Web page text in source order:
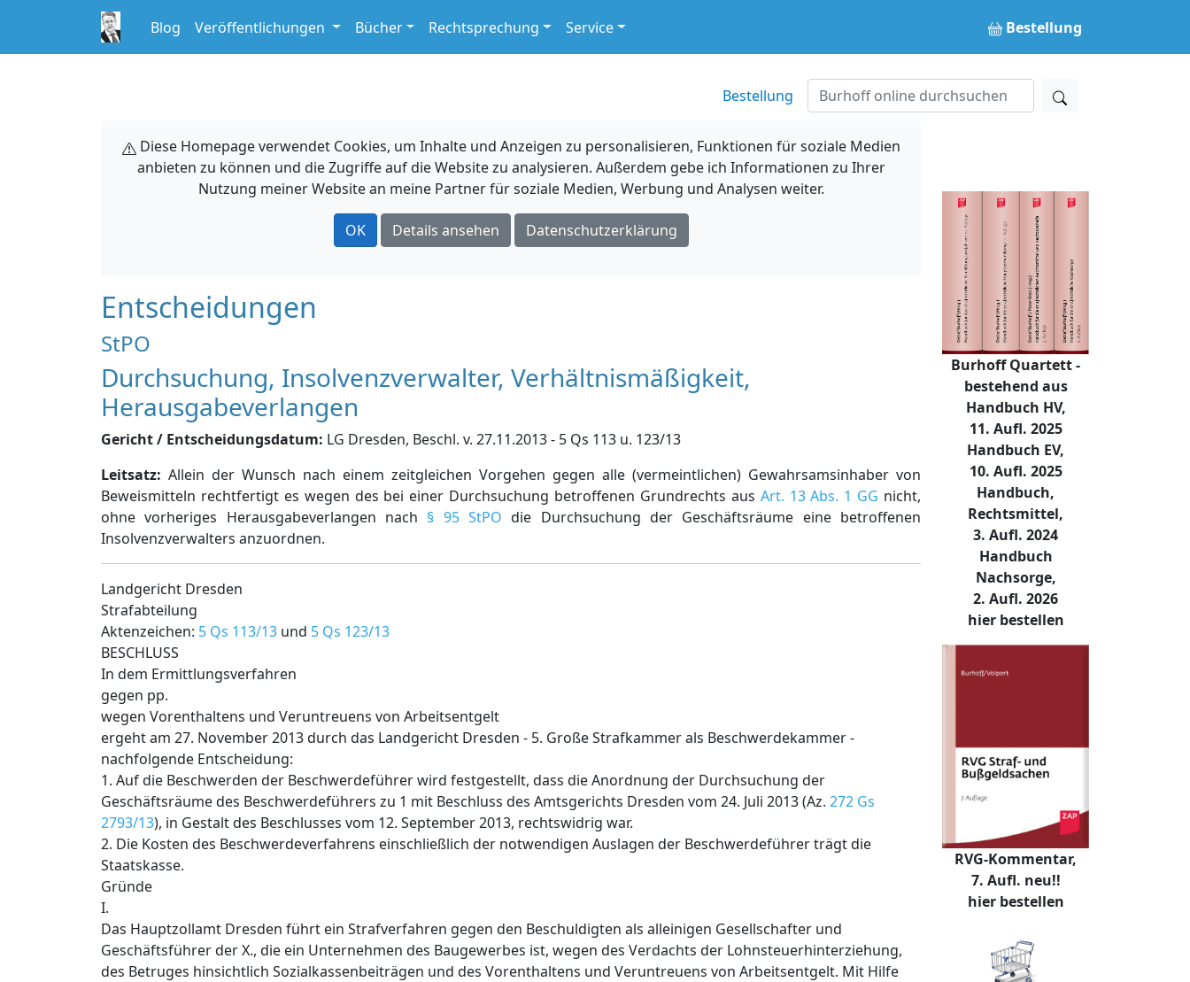
Blog Veröffentlichungen Bücher Rechtsprechung Service Bestellung
Bestellung
Diese Homepage verwendet Cookies, um Inhalte und Anzeigen zu personalisieren, Funktionen für soziale Medien
anbieten zu können und die Zugriffe auf die Website zu analysieren. Außerdem gebe ich Informationen zu Ihrer
Nutzung meiner Website an meine Partner für soziale Medien, Werbung und Analysen weiter.
OK Details ansehen Datenschutzerklärung
Entscheidungen
StPO
Durchsuchung, Insolvenzverwalter, Verhältnismäßigkeit,
Herausgabeverlangen
Gericht / Entscheidungsdatum: LG Dresden, Beschl. v. 27.11.2013 - 5 Qs 113 u. 123/13
Leitsatz: Allein der Wunsch nach einem zeitgleichen Vorgehen gegen alle (vermeintlichen) Gewahrsamsinhaber von
Beweismitteln rechtfertigt es wegen des bei einer Durchsuchung betroffenen Grundrechts aus Art. 13 Abs. 1 GG nicht,
ohne vorheriges Herausgabeverlangen nach § 95 StPO die Durchsuchung der Geschäftsräume eine betroffenen
Insolvenzverwalters anzuordnen.
Landgericht Dresden
Strafabteilung
Aktenzeichen: 5 Qs 113/13 und 5 Qs 123/13
BESCHLUSS
In dem Ermittlungsverfahren
gegen pp.
wegen Vorenthaltens und Veruntreuens von Arbeitsentgelt
ergeht am 27. November 2013 durch das Landgericht Dresden - 5. Große Strafkammer als Beschwerdekammer -
nachfolgende Entscheidung:
1. Auf die Beschwerden der Beschwerdeführer wird festgestellt, dass die Anordnung der Durchsuchung der
Geschäftsräume des Beschwerdeführers zu 1 mit Beschluss des Amtsgerichts Dresden vom 24. Juli 2013 (Az. 272 Gs
2793/13), in Gestalt des Beschlusses vom 12. September 2013, rechtswidrig war.
2. Die Kosten des Beschwerdeverfahrens einschließlich der notwendigen Auslagen der Beschwerdeführer trägt die
Staatskasse.
Gründe
I.
Das Hauptzollamt Dresden führt ein Strafverfahren gegen den Beschuldigten als alleinigen Gesellschafter und
Geschäftsführer der X., die ein Unternehmen des Baugewerbes ist, wegen des Verdachts der Lohnsteuerhinterziehung,
des Betruges hinsichtlich Sozialkassenbeiträgen und des Vorenthaltens und Veruntreuens von Arbeitsentgelt. Mit Hilfe
Burhoff Quartett -
bestehend aus
Handbuch HV,
11. Aufl. 2025
Handbuch EV,
10. Aufl. 2025
Handbuch,
Rechtsmittel,
3. Aufl. 2024
Handbuch
Nachsorge,
2. Aufl. 2026
hier bestellen
RVG-Kommentar,
7. Aufl. neu!!
hier bestellen